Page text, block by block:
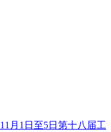
月1日至5日第十八届工